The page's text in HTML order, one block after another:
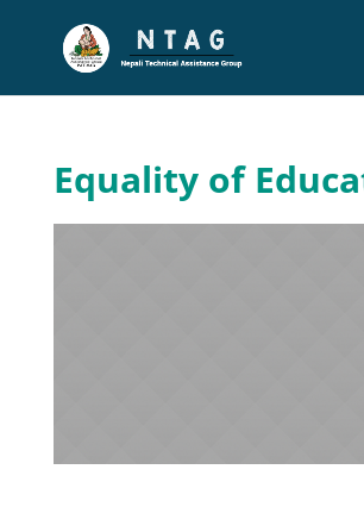
Equality of